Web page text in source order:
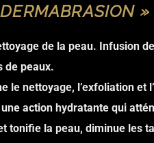
»
de la peau. Infusion
de peaux.
le nettoyage, l’exfoliation et
action hydratante qui
tonifie la peau, diminue les